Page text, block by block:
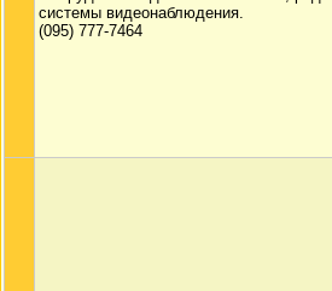
системы видеонаблюдения.
(095) 777-7464